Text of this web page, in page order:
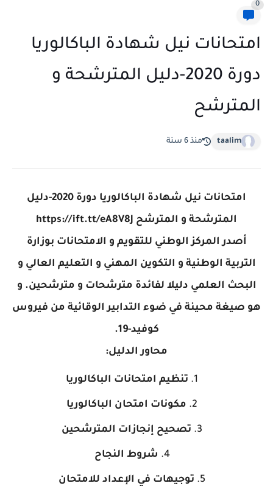
0
امتحانات نيل شهادة الباكالوريا
دورة 2020-دليل المترشحة و
المترشح
taalim منذ 6 سنة
امتحانات نيل شهادة الباكالوريا دورة 2020-دليل
المترشحة و المترشح https://ift.tt/eA8V8J
أصدر المركز الوطني للتقويم و الامتحانات بوزارة
التربية الوطنية و التكوين المهني و التعليم العالي و
البحث العلمي دليلا لفائدة مترشحات و مترشحين. و
هو صيغة محينة في ضوء التدابير الوقائية من فيروس
كوفيد-19.
محاور الدليل:
تنظيم امتحانات الباكالوريا
مكونات امتحان الباكالوريا
تصحيح إنجازات المترشحين
شروط النجاح
توجيهات في الإعداد للامتحان